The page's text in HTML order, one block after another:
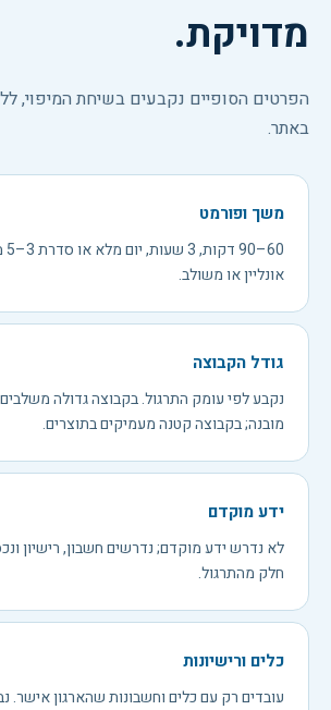
מדויקת.
הפרטים הסופיים נקבעים בשיחת המיפוי,
באתר.
משך ופורמט
אונליין או משולב.
גודל הקבוצה
נקבע לפי עומק התרגול. בקבוצה גדולה
מובנה; בקבוצה קטנה מעמיקים בתוצרים.
ידע מוקדם
לא נדרש ידע מוקדם; נדרשים חשבון, רישיון
חלק מהתרגול.
כלים ורישיונות
עובדים רק עם כלים וחשבונות שהארגון אישר.